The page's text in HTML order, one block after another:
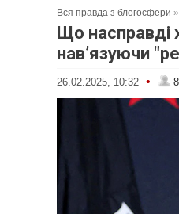
Вся правда з блогосфери »
Що насправді
нав’язуючи
26.02.2025, 10:32 •